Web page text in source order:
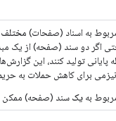
به اسناد (صفحات) مختلف
اگر دو سند (صفحه) از یک
پایانی تولید کنند، این
برای کاهش حملات به
به یک سند (صفحه) ممکن